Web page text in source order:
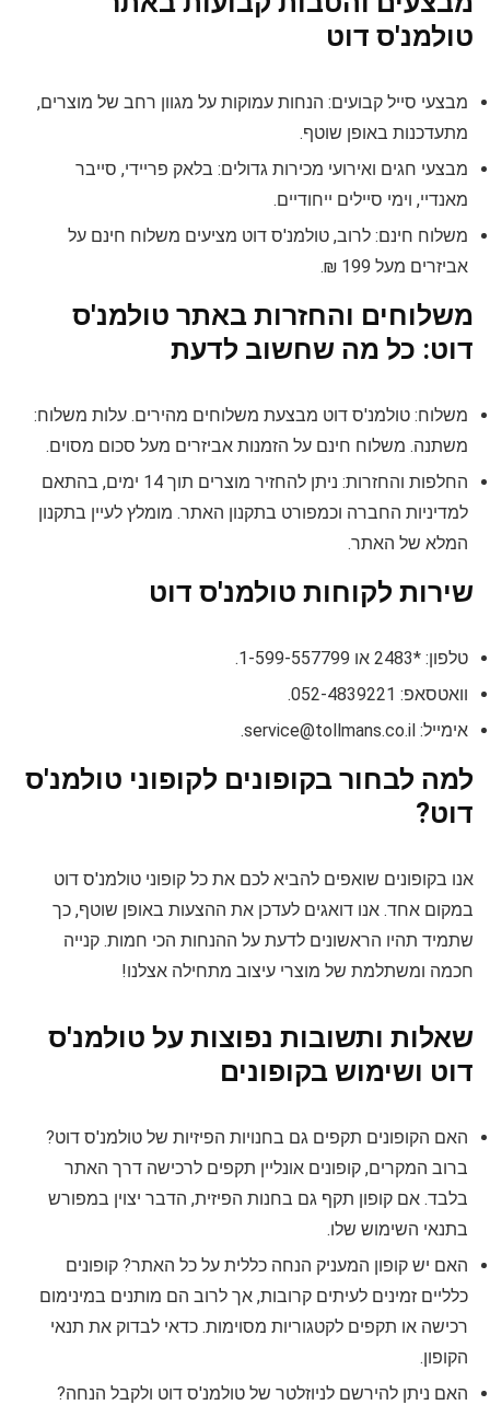
טולמנ'ס דוט
מבצעי סייל קבועים: הנחות עמוקות על מגוון רחב של מוצרים,
מתעדכנות באופן שוטף.
מבצעי חגים ואירועי מכירות גדולים: בלאק פריידי, סייבר
מאנדיי, וימי סיילים ייחודיים.
משלוח חינם: לרוב, טולמנ'ס דוט מציעים משלוח חינם על
אביזרים מעל 199 ₪.
משלוחים והחזרות באתר טולמנ'ס
דוט: כל מה שחשוב לדעת
משלוח: טולמנ'ס דוט מבצעת משלוחים מהירים. עלות משלוח:
משתנה. משלוח חינם על הזמנות אביזרים מעל סכום מסוים.
החלפות והחזרות: ניתן להחזיר מוצרים תוך 14 ימים, בהתאם
למדיניות החברה וכמפורט בתקנון האתר. מומלץ לעיין בתקנון
המלא של האתר.
שירות לקוחות טולמנ'ס דוט
טלפון: *2483 או 1-599-557799.
וואטסאפ: 052-4839221.
אימייל: service@tollmans.co.il
.
למה לבחור בקופונים לקופוני טולמנ'ס
דוט?
אנו בקופונים שואפים להביא לכם את כל קופוני טולמנ'ס דוט
במקום אחד. אנו דואגים לעדכן את ההצעות באופן שוטף, כך
שתמיד תהיו הראשונים לדעת על ההנחות הכי חמות. קנייה
חכמה ומשתלמת של מוצרי עיצוב מתחילה אצלנו!
שאלות ותשובות נפוצות על טולמנ'ס
דוט ושימוש בקופונים
האם הקופונים תקפים גם בחנויות הפיזיות של טולמנ'ס דוט?
ברוב המקרים, קופונים אונליין תקפים לרכישה דרך האתר
בלבד. אם קופון תקף גם בחנות הפיזית, הדבר יצוין במפורש
בתנאי השימוש שלו.
האם יש קופון המעניק הנחה כללית על כל האתר? קופונים
כלליים זמינים לעיתים קרובות, אך לרוב הם מותנים במינימום
רכישה או תקפים לקטגוריות מסוימות. כדאי לבדוק את תנאי
הקופון.
האם ניתן להירשם לניוזלטר של טולמנ'ס דוט ולקבל הנחה?